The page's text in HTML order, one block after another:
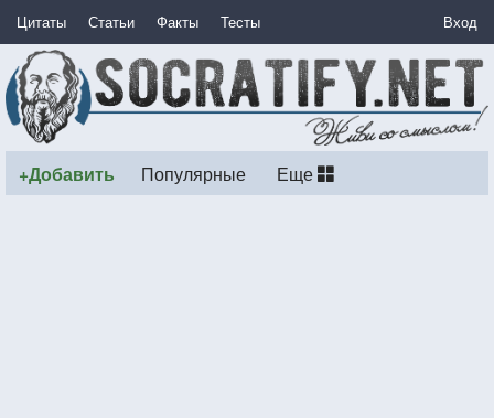
Цитаты Статьи Факты Тесты Вход
+Добавить Популярные Еще